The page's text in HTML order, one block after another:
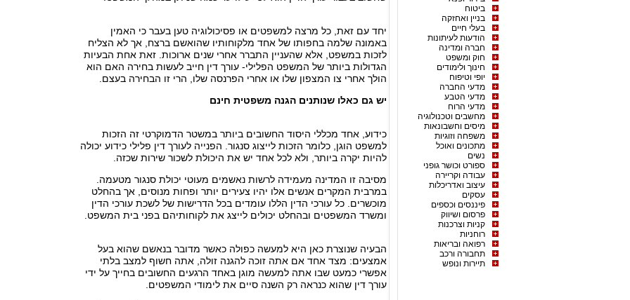
ביטוח
בניין ואחזקה
בעלי חיים
הודעות לעיתונות
חברה ומדינה
חוק ומשפט
חינוך ולימודים
יופי וטיפוח
מדעי החברה
מדעי הטבע
מדעי הרוח
מחשבים וטכנולוגיה
מיסים וחשבונאות
משפחה וזוגיות
מתכונים ואוכל
נשים
ספורט וכושר גופני
עבודה וקריירה
עיצוב ואדריכלות
עסקים
פיננסים וכספים
פרסום ושיווק
קניות וצרכנות
רוחניות
רפואה ובריאות
תחבורה ורכב
תיירות ונופש
יחד עם זאת, כל מרצה למשפטים או פסיכולוגיה טען בעבר כי האמין
באמונה שלמה בחפותו של אחד מלקוחותיו שהואשם ברצח, אך לא הצליח
לזכות במשפט, אלא שהעניין התברר אחרי שנים ארוכות. זאת אחת הבעיות
הגדולות ביותר של המשפט הפלילי- עורך דין חייב לעשות בחירה האם הוא
הולך אחרי צו המצפון שלו או אחרי הפרנסה שלו, הרי זו הבחירה בעצם.
יש גם כאלו שנותנים הגנה משפטית חינם
כידוע, אחד מכללי היסוד החשובים ביותר במשטר הדמוקרטי זה הזכות
למשפט הוגן, כלומר הזכות לייצוג סנגור. הפנייה לעורך דין פלילי כידוע יכולה
להיות יקרה ביותר, ולא לכל אחד יש את היכולת לשכור שירות שכזה.
מסיבה זו המדינה מעמידה לרשות נאשמים מעוטי יכולת סנגור מטעמה.
במרבית המקרים אנשים אלו יהיו צעירים יותר ופחות מנוסים, אך בהחלט
מוכשרים. כל עורכי הדין הללו עומדים בכל הדרישות של לשכת עורכי הדין
ומשרד המשפטים ובהחלט יכולים לייצג את לקוחותיהם בפני בית המשפט.
הבעיה שנוצרת כאן היא למעשה כפולה כאשר מדובר בנאשם שהוא בעל
אמצעים: מצד אחד אם אתה זוכה להגנה זולה, אתה חשוף למצב בלתי
אפשרי כמעט שבו אתה למעשה מוגן באחד הרגעים החשובים בחייך על ידי
עורך דין שהוא כנראה רק השנה סיים את לימודי המשפטים.